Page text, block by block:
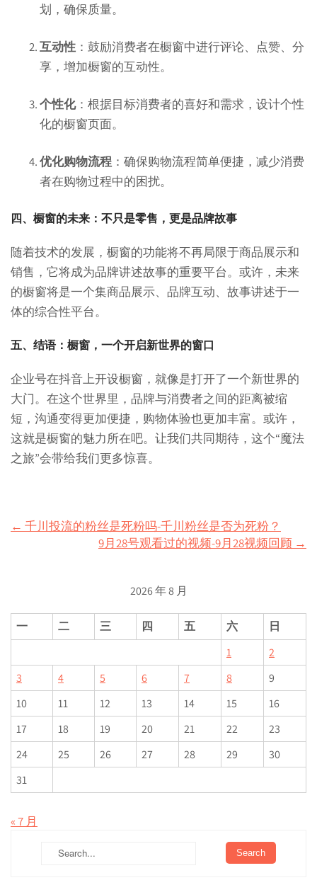
划，确保质量。
互动性：鼓励消费者在橱窗中进行评论、点赞、分
享，增加橱窗的互动性。
个性化：根据目标消费者的喜好和需求，设计个性
化的橱窗页面。
优化购物流程：确保购物流程简单便捷，减少消费
者在购物过程中的困扰。
四、橱窗的未来：不只是零售，更是品牌故事
随着技术的发展，橱窗的功能将不再局限于商品展示和
销售，它将成为品牌讲述故事的重要平台。或许，未来
的橱窗将是一个集商品展示、品牌互动、故事讲述于一
体的综合性平台。
五、结语：橱窗，一个开启新世界的窗口
企业号在抖音上开设橱窗，就像是打开了一个新世界的
大门。在这个世界里，品牌与消费者之间的距离被缩
短，沟通变得更加便捷，购物体验也更加丰富。或许，
这就是橱窗的魅力所在吧。让我们共同期待，这个“魔法
之旅”会带给我们更多惊喜。
Post
navigation
← 千川投流的粉丝是死粉吗-千川粉丝是否为死粉？
9月28号观看过的视频-9月28视频回顾 →
2026 年 8 月
一 二 三 四 五 六
日
1
2
3
4 5 6 7 8
9
10
11 12 13 14 15
16
17
18 19 20 21 22
23
24
25 26 27 28 29
30
31
« 7 月